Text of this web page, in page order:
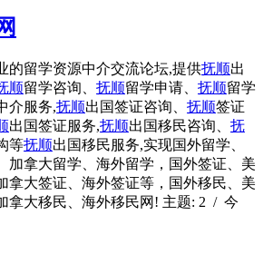
的留学资源中介交流论坛,提供抚顺出
顺留学咨询、 抚顺留学申请、 抚顺留学
介服务,抚顺出国签证咨询、 抚顺签证
出国签证服务,抚顺出国移民咨询、 抚
等抚顺出国移民服务,实现国外留学、
加拿大留学、海外留学，国外签证、美
拿大签证、海外签证等，国外移民、美
拿大移民、海外移民网! 主题: 2 / 今